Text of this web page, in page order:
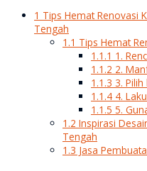
1 Tips Hemat Renovasi
Tengah
1.1 Tips Hemat
1.1.1 1.
1.1.2 2.
1.1.3 3.
1.1.4 4.
1.1.5 5.
1.2 Inspirasi
Tengah
1.3 Jasa